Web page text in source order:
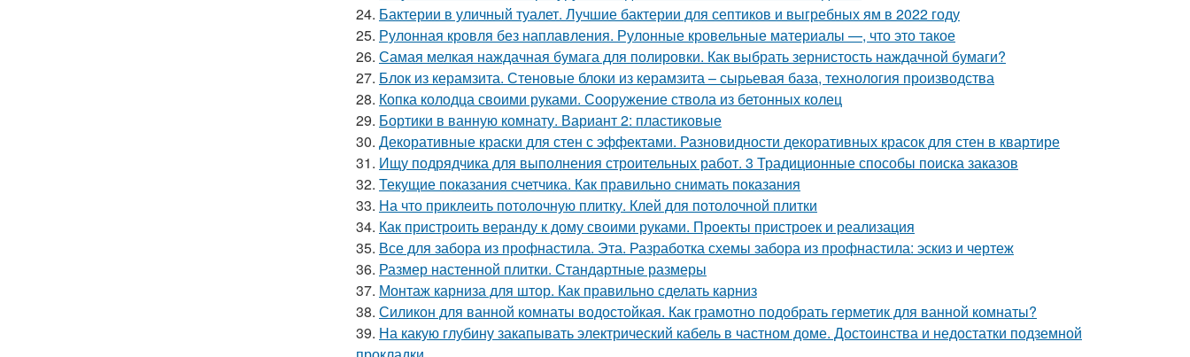
24. Бактерии в уличный туалет. Лучшие бактерии для септиков и выгребных ям в 2022 году
25. Рулонная кровля без наплавления. Рулонные кровельные материалы —, что это такое
26. Самая мелкая наждачная бумага для полировки. Как выбрать зернистость наждачной бумаги?
27. Блок из керамзита. Стеновые блоки из керамзита – сырьевая база, технология производства
28. Копка колодца своими руками. Сооружение ствола из бетонных колец
29. Бортики в ванную комнату. Вариант 2: пластиковые
30. Декоративные краски для стен с эффектами. Разновидности декоративных красок для стен в квартире
31. Ищу подрядчика для выполнения строительных работ. 3 Традиционные способы поиска заказов
32. Текущие показания счетчика. Как правильно снимать показания
33. На что приклеить потолочную плитку. Клей для потолочной плитки
34. Как пристроить веранду к дому своими руками. Проекты пристроек и реализация
35. Все для забора из профнастила. Эта. Разработка схемы забора из профнастила: эскиз и чертеж
36. Размер настенной плитки. Стандартные размеры
37. Монтаж карниза для штор. Как правильно сделать карниз
38. Силикон для ванной комнаты водостойкая. Как грамотно подобрать герметик для ванной комнаты?
39. На какую глубину закапывать электрический кабель в частном доме. Достоинства и недостатки подземной